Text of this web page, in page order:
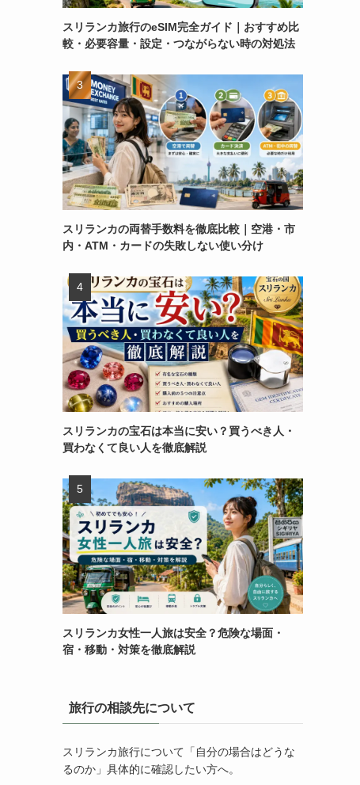
スリランカ旅行のeSIM完全ガイド｜おすすめ比
較・必要容量・設定・つながらない時の対処法
スリランカの両替手数料を徹底比較｜空港・市
内・ATM・カードの失敗しない使い分け
スリランカの宝石は本当に安い？買うべき人・
買わなくて良い人を徹底解説
スリランカ女性一人旅は安全？危険な場面・
宿・移動・対策を徹底解説
旅行の相談先について
スリランカ旅行について「自分の場合はどうな
るのか」具体的に確認したい方へ。